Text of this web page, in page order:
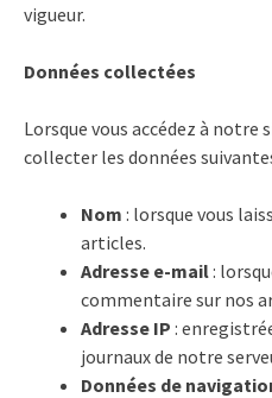
vigueur.
Données collectées
Lorsque vous accédez à notre
collecter les données
Nom : lorsque vous
articles.
Adresse e-mail:
commentaire sur nos
Adresse IP :
journaux de notre
Données de